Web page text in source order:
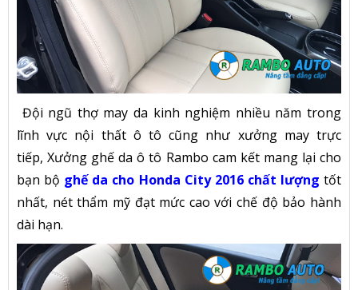
Đội ngũ thợ may da kinh nghiệm nhiều năm trong
lĩnh vực nội thất ô tô cũng như xưởng may trực
tiếp, Xưởng ghế da ô tô Rambo cam kết mang lại cho
bạn bộ ghế da cho Honda City 2016 chất lượng tốt
nhất, nét thẩm mỹ đạt mức cao với chế độ bảo hành
dài hạn.